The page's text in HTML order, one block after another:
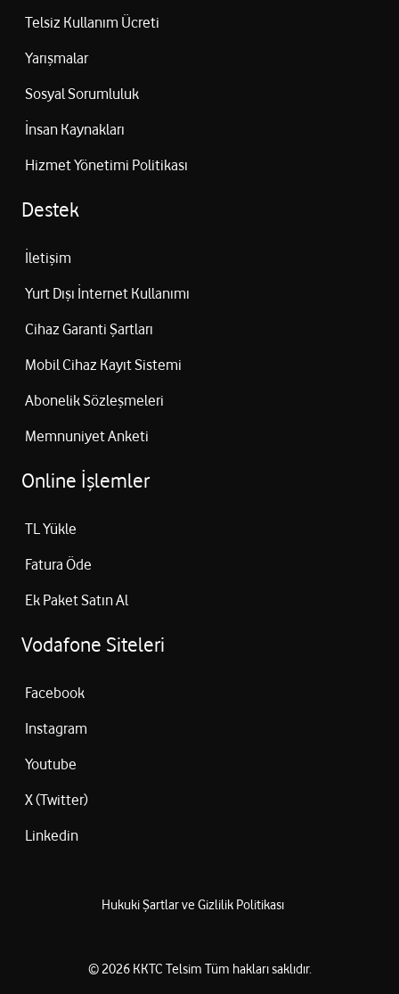
Telsiz Kullanım Ücreti
Yarışmalar
Sosyal Sorumluluk
İnsan Kaynakları
Hizmet Yönetimi Politikası
Destek
İletişim
Yurt Dışı İnternet Kullanımı
Cihaz Garanti Şartları
Mobil Cihaz Kayıt Sistemi
Abonelik Sözleşmeleri
Memnuniyet Anketi
Online İşlemler
TL Yükle
Fatura Öde
Ek Paket Satın Al
Vodafone Siteleri
Facebook
Instagram
Youtube
X (Twitter)
Linkedin
Hukuki Şartlar ve Gizlilik Politikası
©2026 KKTC Telsim Tüm hakları saklıdır.